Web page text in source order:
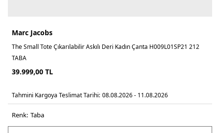
Marc Jacobs
The Small Tote Çıkarılabilir Askılı Deri Kadın Çanta H009L01SP21 212
TABA
39.999,00 TL
Tahmini Kargoya Teslimat Tarihi: 08.08.2026 - 11.08.2026
Renk: taba